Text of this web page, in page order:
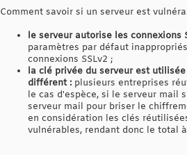
Comment savoir si un serveur est
le serveur autorise les connexions
paramètres par défaut
connexions SSLv2 ;
la clé privée du serveur est
différent : plusieurs entreprises
le cas d'espèce, si le serveur mail
serveur mail pour briser le
en considération les clés
vulnérables, rendant donc le total